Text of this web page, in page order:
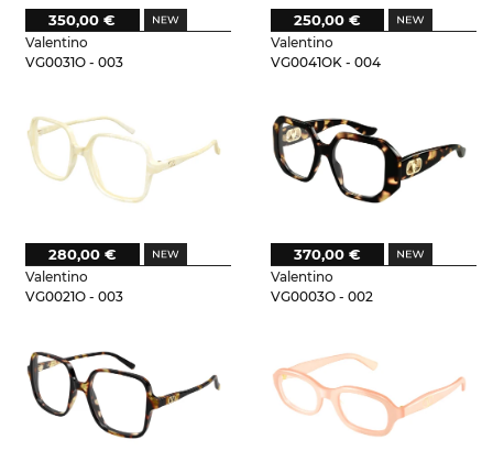
Valentino
VG0031O - 003
350,00 €
Valentino
VG0041OK - 004
250,00 €
Valentino
VG0021O - 003
280,00 €
Valentino
VG0003O - 002
370,00 €